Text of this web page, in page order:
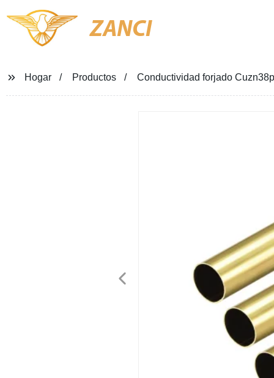
ZANCI
Hogar Productos Conductividad forjado